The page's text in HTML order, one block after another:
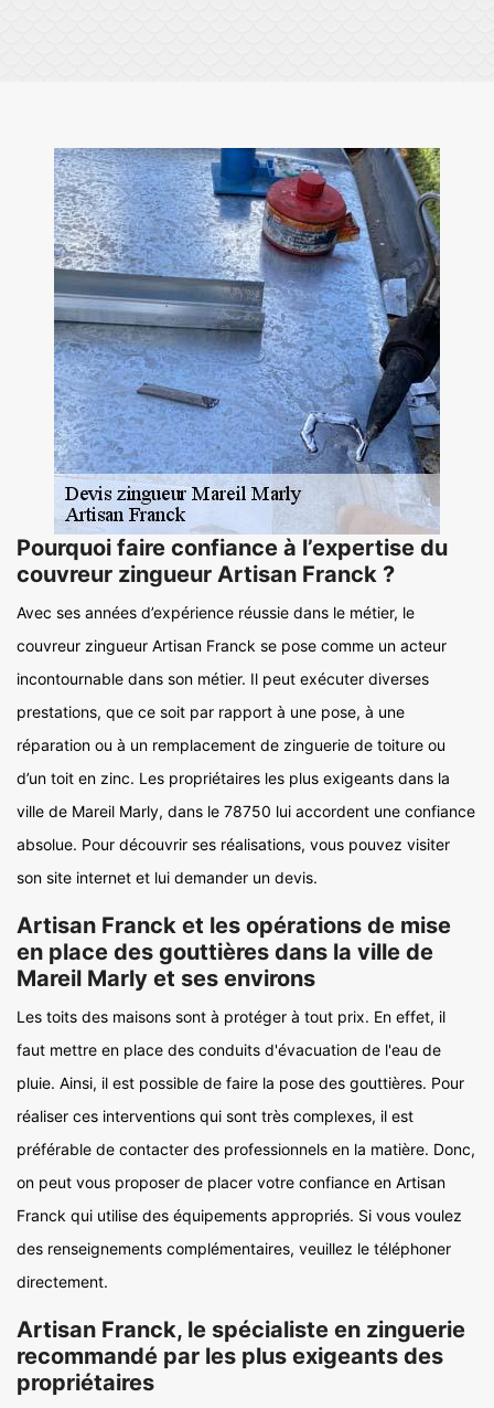
Pourquoi faire confiance à l’expertise du
couvreur zingueur Artisan Franck ?
Avec ses années d’expérience réussie dans le métier, le
couvreur zingueur Artisan Franck se pose comme un acteur
incontournable dans son métier. Il peut exécuter diverses
prestations, que ce soit par rapport à une pose, à une
réparation ou à un remplacement de zinguerie de toiture ou
d’un toit en zinc. Les propriétaires les plus exigeants dans la
ville de Mareil Marly, dans le 78750 lui accordent une confiance
absolue. Pour découvrir ses réalisations, vous pouvez visiter
son site internet et lui demander un devis.
Artisan Franck et les opérations de mise
en place des gouttières dans la ville de
Mareil Marly et ses environs
Les toits des maisons sont à protéger à tout prix. En effet, il
faut mettre en place des conduits d'évacuation de l'eau de
pluie. Ainsi, il est possible de faire la pose des gouttières. Pour
réaliser ces interventions qui sont très complexes, il est
préférable de contacter des professionnels en la matière. Donc,
on peut vous proposer de placer votre confiance en Artisan
Franck qui utilise des équipements appropriés. Si vous voulez
des renseignements complémentaires, veuillez le téléphoner
directement.
Artisan Franck, le spécialiste en zinguerie
recommandé par les plus exigeants des
propriétaires